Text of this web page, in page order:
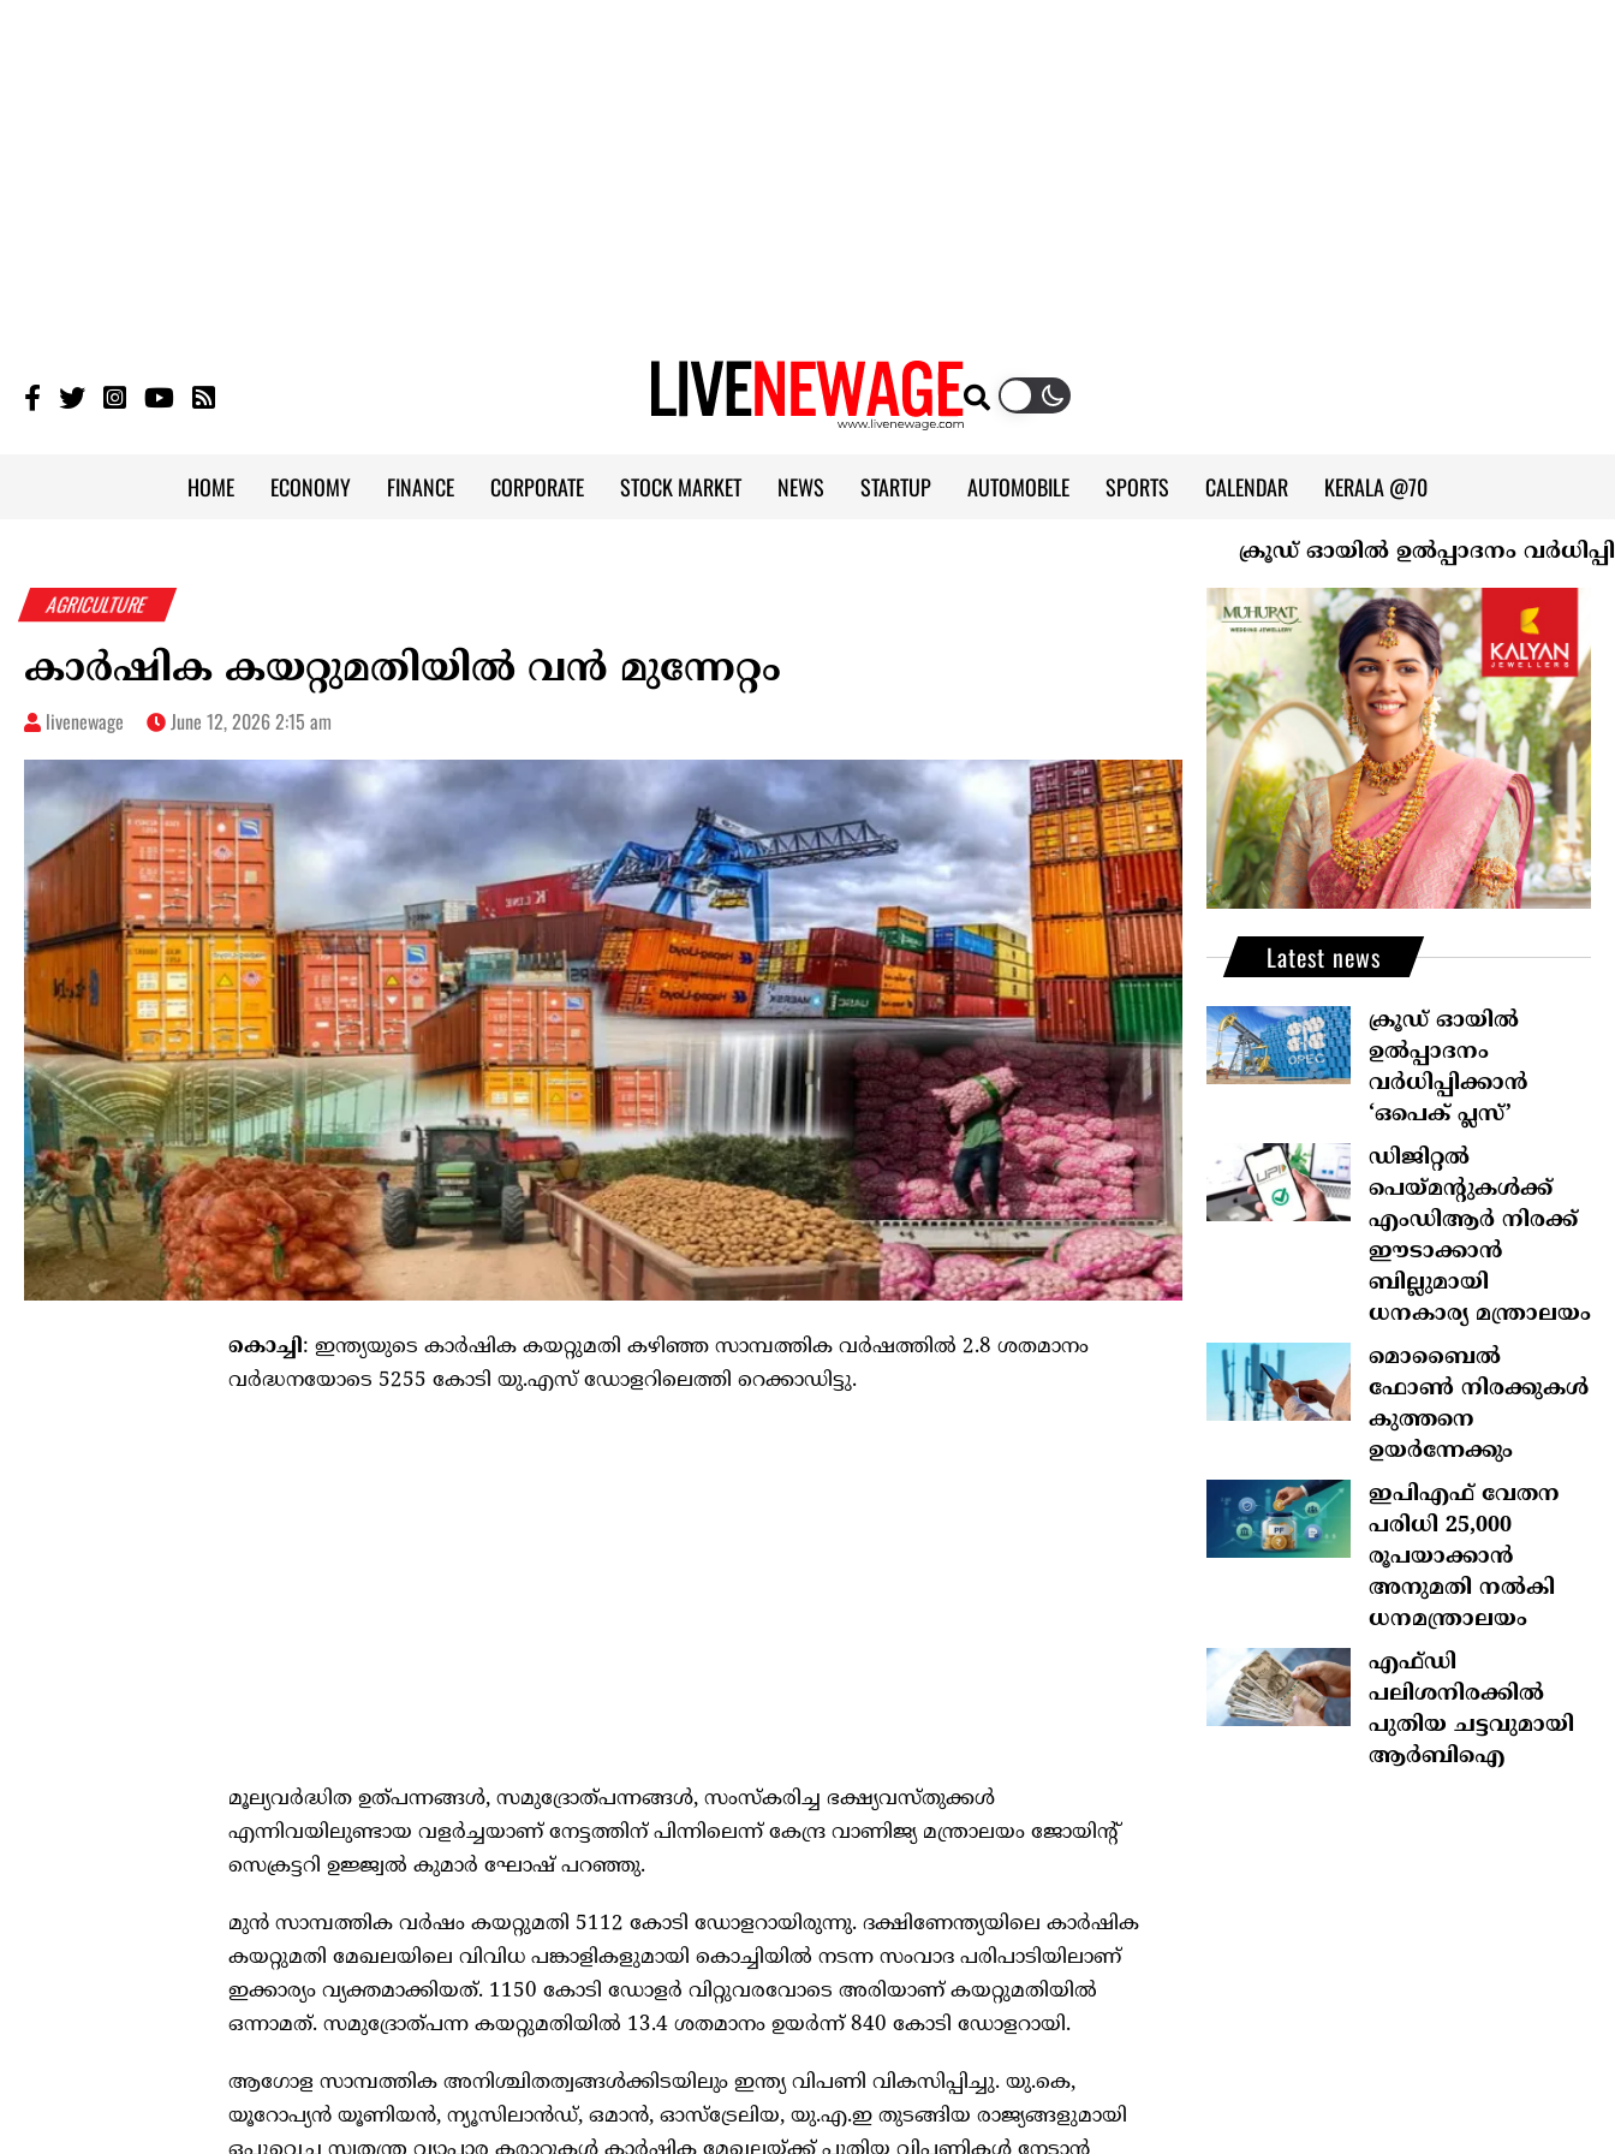
HOME ECONOMY FINANCE CORPORATE STOCK MARKET NEWS STARTUP AUTOMOBILE SPORTS CALENDAR KERALA @70
ക്രൂഡ് ഓയിൽ ഉൽപ്പാദനം വർധിപ്പിക്കാൻ
AGRICULTURE
കാര്‍ഷിക കയറ്റുമതിയില്‍ വൻ മുന്നേറ്റം
livenewage June 12, 2026 2:15 am
കൊച്ചി: ഇന്ത്യയുടെ കാർഷിക കയറ്റുമതി കഴിഞ്ഞ സാമ്പത്തിക വർഷത്തില്‍ 2.8 ശതമാനം
വർദ്ധനയോടെ 5255 കോടി യു.എസ് ഡോളറിലെത്തി റെക്കാഡിട്ടു.
മൂല്യവർദ്ധിത ഉത്പന്നങ്ങള്‍, സമുദ്രോത്പന്നങ്ങള്‍, സംസ്‌കരിച്ച ഭക്ഷ്യവസ്തുക്കള്‍
എന്നിവയിലുണ്ടായ വളർച്ചയാണ് നേട്ടത്തിന് പിന്നിലെന്ന് കേന്ദ്ര വാണിജ്യ മന്ത്രാലയം ജോയിന്റ്
സെക്രട്ടറി ഉജ്ജ്വല്‍ കുമാർ ഘോഷ് പറഞ്ഞു.
മുൻ സാമ്പത്തിക വർഷം കയറ്റുമതി 5112 കോടി ഡോളറായിരുന്നു. ദക്ഷിണേന്ത്യയിലെ കാർഷിക
കയറ്റുമതി മേഖലയിലെ വിവിധ പങ്കാളികളുമായി കൊച്ചിയില്‍ നടന്ന സംവാദ പരിപാടിയിലാണ്
ഇക്കാര്യം വ്യക്തമാക്കിയത്. 1150 കോടി ഡോളർ വിറ്റുവരവോടെ അരിയാണ് കയറ്റുമതിയില്‍
ഒന്നാമത്. സമുദ്രോത്പന്ന കയറ്റുമതിയില്‍ 13.4 ശതമാനം ഉയർന്ന് 840 കോടി ഡോളറായി.
ആഗോള സാമ്പത്തിക അനിശ്ചിതത്വങ്ങള്‍ക്കിടയിലും ഇന്ത്യ വിപണി വികസിപ്പിച്ചു. യു.കെ,
യൂറോപ്യൻ യൂണിയൻ, ന്യൂസിലാൻഡ്, ഒമാൻ, ഓസ്‌ട്രേലിയ, യു.എ.ഇ തുടങ്ങിയ രാജ്യങ്ങളുമായി
Latest news
ക്രൂഡ് ഓയിൽ
ഉൽപ്പാദനം
വർധിപ്പിക്കാൻ
‘ഒപെക് പ്ലസ്’
ഡിജിറ്റൽ
പെയ്മന്റുകൾക്ക്
എംഡിആർ നിരക്ക്
ഈടാക്കാൻ
ബില്ലുമായി
ധനകാര്യ മന്ത്രാലയം
മൊബൈല്‍
ഫോണ്‍ നിരക്കുകള്‍
കുത്തനെ
ഉയര്‍ന്നേക്കും
ഇപിഎഫ് വേതന
പരിധി 25,000
രൂപയാക്കാൻ
അനുമതി നൽകി
ധനമന്ത്രാലയം
എഫ്‍ഡി
പലിശനിരക്കിൽ
പുതിയ ചട്ടവുമായി
ആർബിഐ